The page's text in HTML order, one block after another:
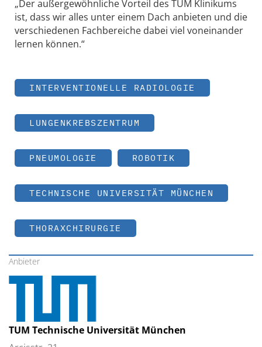
„Der außergewöhnliche Vorteil des TUM Klinikums
ist, dass wir alles unter einem Dach anbieten und die
verschiedenen Fachbereiche dabei viel voneinander
lernen können.“
INTERVENTIONELLE RADIOLOGIE
LUNGENKREBSZENTRUM
PNEUMOLOGIE ROBOTIK
TECHNISCHE UNIVERSITÄT MÜNCHEN
THORAXCHIRURGIE
Anbieter
TUM Technische Universität München